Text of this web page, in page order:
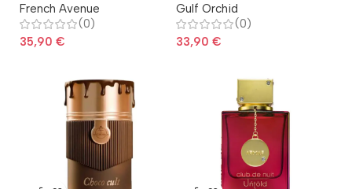
French Avenue
(0)
35,90 €
Gulf Orchid
(0)
33,90 €